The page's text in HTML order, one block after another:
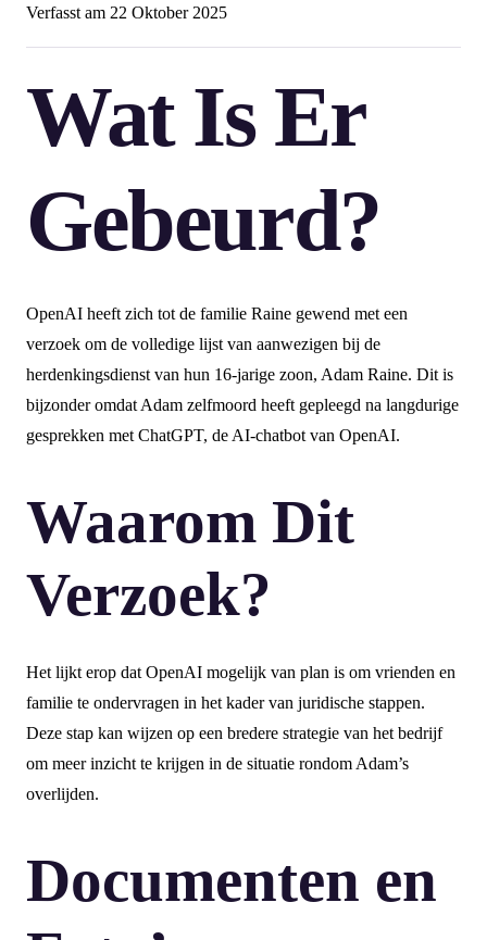
Verfasst am 22 Oktober 2025
Wat Is Er
Gebeurd?
OpenAI heeft zich tot de familie Raine gewend met een
verzoek om de volledige lijst van aanwezigen bij de
herdenkingsdienst van hun 16-jarige zoon, Adam Raine. Dit is
bijzonder omdat Adam zelfmoord heeft gepleegd na langdurige
gesprekken met ChatGPT, de AI-chatbot van OpenAI.
Waarom Dit
Verzoek?
Het lijkt erop dat OpenAI mogelijk van plan is om vrienden en
familie te ondervragen in het kader van juridische stappen.
Deze stap kan wijzen op een bredere strategie van het bedrijf
om meer inzicht te krijgen in de situatie rondom Adam’s
overlijden.
Documenten en